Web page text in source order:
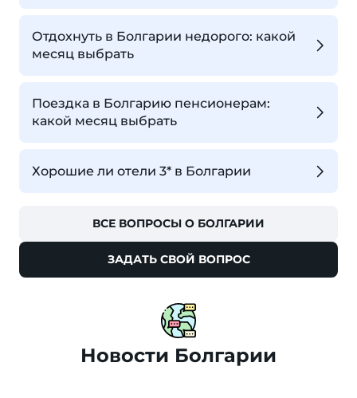
Отдохнуть в Болгарии недорого: какой
месяц выбрать
Поездка в Болгарию пенсионерам:
какой месяц выбрать
Хорошие ли отели 3* в Болгарии
ВСЕ ВОПРОСЫ О БОЛГАРИИ
ЗАДАТЬ СВОЙ ВОПРОС
Новости Болгарии